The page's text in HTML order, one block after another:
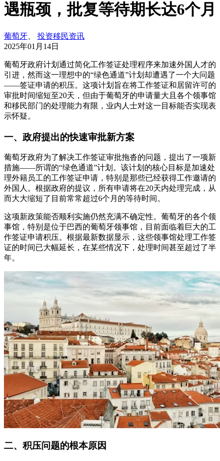
遇瓶颈，批复等待期长达6个月
葡萄牙
投资移民资讯
2025年01月14日
葡萄牙政府计划通过简化工作签证处理程序来加速外国人才的
引进，然而这一理想中的“绿色通道”计划却遭遇了一个大问题
——签证申请的积压。这项计划旨在将工作签证和居留许可的
审批时间缩短至20天，但由于葡萄牙的申请量大且各个领事馆
和移民部门的处理能力有限，业内人士对这一目标能否实现表
示怀疑。
一、政府提出的快速审批新方案
葡萄牙政府为了解决工作签证审批拖沓的问题，提出了一项新
措施——所谓的“绿色通道”计划。该计划的核心目标是加速处
理外籍员工的工作签证申请，特别是那些已经获得工作邀请的
外国人。根据政府的提议，所有申请将在20天内处理完成，从
而大大缩短了目前常常超过6个月的等待时间。
这项新政策能否顺利实施仍然充满不确定性。葡萄牙的各个领
事馆，特别是位于巴西的葡萄牙领事馆，目前面临着巨大的工
作签证申请积压。根据最新数据显示，这些领事馆处理工作签
证的时间已大幅延长，在某些情况下，处理时间甚至超过了半
年。
二、积压问题的根本原因